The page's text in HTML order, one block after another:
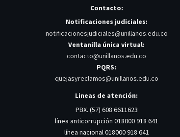
Contacto:
Notificaciones judiciales:
notificacionesjudiciales@unillanos.edu.co
Ventanilla única virtual:
contacto@unillanos.edu.co
PQRS:
quejasyreclamos@unillanos.edu.co
Lineas de atención:
PBX. (57) 608 6611623
línea anticorrupción 018000 918 641
línea nacional 018000 918 641